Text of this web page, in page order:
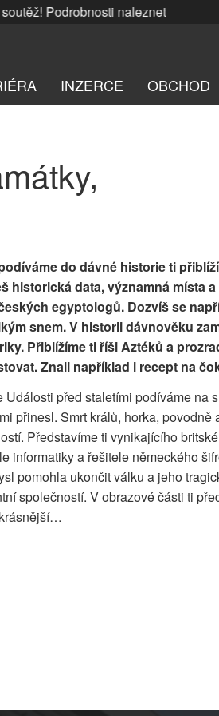
Podrobnosti nalezneteZDE
INZERCE OBCHOD
do dávné historie ti
historická data, významná místa a
egyptologů. Dozvíš se
snem. V historii dávnověku
Přiblížíme ti říši Aztéků a
Znali například i recept na
Události před staletími podíváme na
přinesl. Smrt králů, horka, povodně
Představíme ti vynikajícího
informatiky a řešitele německého
pomohla ukončit válku a jeho
společností. V obrazové části ti